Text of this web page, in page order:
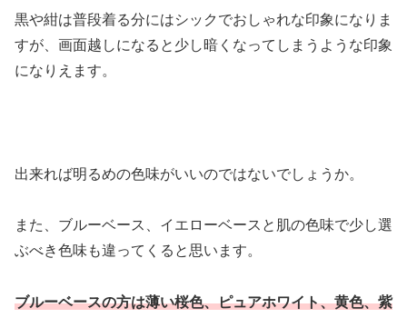
黒や紺は普段着る分にはシックでおしゃれな印象になりま
すが、画面越しになると少し暗くなってしまうような印象
になりえます。
出来れば明るめの色味がいいのではないでしょうか。
また、ブルーベース、イエローベースと肌の色味で少し選
ぶべき色味も違ってくると思います。
ブルーベースの方は薄い桜色、ピュアホワイト、黄色、紫